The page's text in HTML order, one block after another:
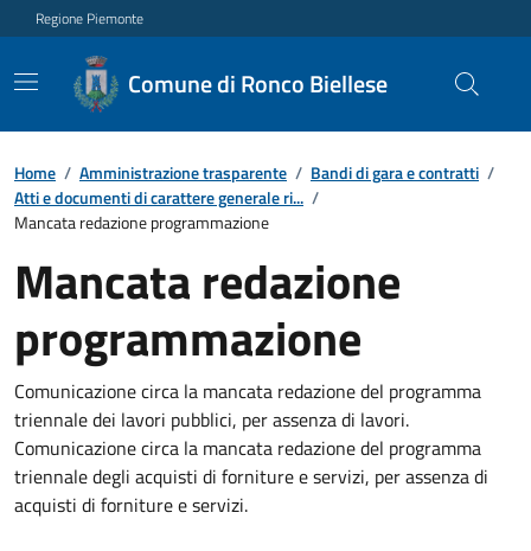
Regione Piemonte
Comune di Ronco Biellese
Home / Amministrazione trasparente / Bandi di gara e contratti /
Atti e documenti di carattere generale ri... /
Mancata redazione programmazione
Mancata redazione
programmazione
Comunicazione circa la mancata redazione del programma
triennale dei lavori pubblici, per assenza di lavori.
Comunicazione circa la mancata redazione del programma
triennale degli acquisti di forniture e servizi, per assenza di
acquisti di forniture e servizi.